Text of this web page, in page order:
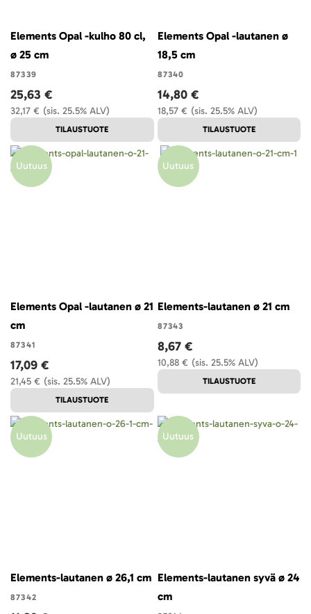
Elements Opal -kulho 80 cl,
ø 25 cm
87339
(sis. 25.5% ALV)
32,17 €
25,63 €
TILAUSTUOTE
Elements Opal -lautanen ø
18,5 cm
87340
(sis. 25.5% ALV)
18,57 €
14,80 €
TILAUSTUOTE
Uutuus
Elements Opal -lautanen ø 21
cm
87341
(sis. 25.5% ALV)
21,45 €
17,09 €
TILAUSTUOTE
Uutuus
Elements-lautanen ø 21 cm
87343
(sis. 25.5% ALV)
10,88 €
8,67 €
TILAUSTUOTE
Uutuus
Elements-lautanen ø 26,1 cm
87342
Uutuus
Elements-lautanen syvä ø 24
cm